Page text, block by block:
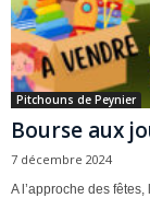
Pitchouns de Peynier
Bourse aux
7 décembre 2024
A l’approche des